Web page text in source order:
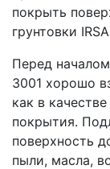
покрыть
грунтовки
Перед
3001 хорошо
как в
покрытия.
поверхность
пыли, масла,